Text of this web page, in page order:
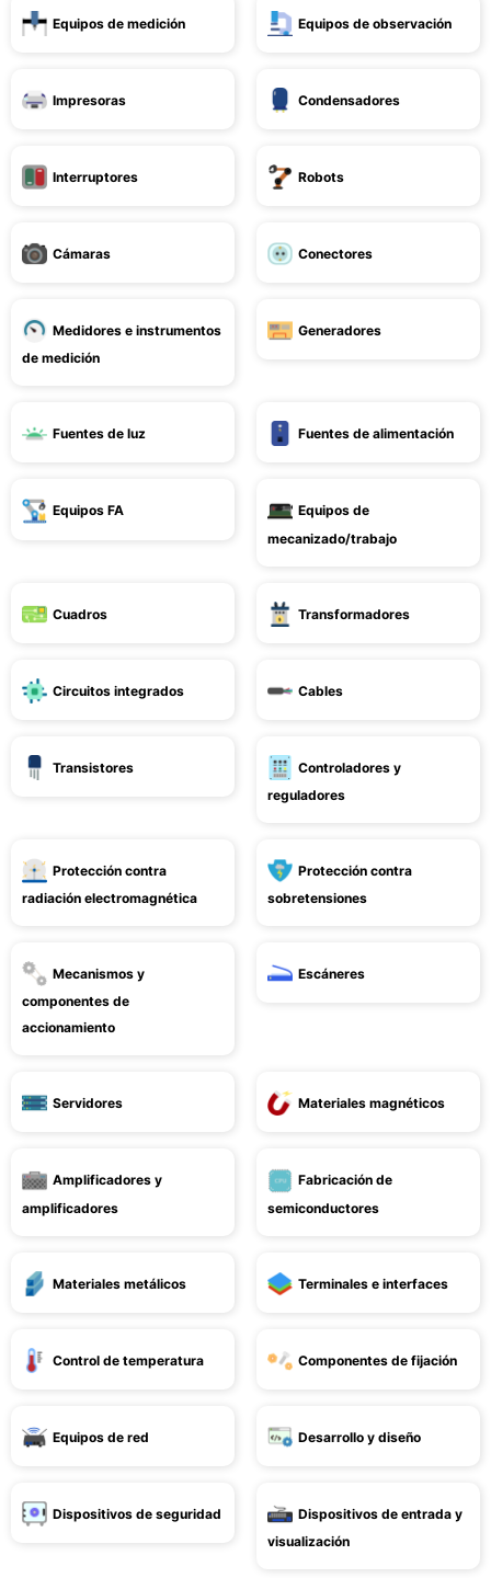
Equipos de medición Equipos de observación
Impresoras Condensadores
Interruptores Robots
Cámaras Conectores
Medidores e instrumentos
de medición
Generadores
Fuentes de luz Fuentes de alimentación
Equipos FA
Equipos de
mecanizado/trabajo
Cuadros Transformadores
Circuitos integrados Cables
Transistores
Controladores y
reguladores
Protección contra
radiación electromagnética
Protección contra
sobretensiones
Mecanismos y
componentes de
accionamiento
Escáneres
Servidores Materiales magnéticos
Amplificadores y
amplificadores
Fabricación de
semiconductores
Materiales metálicos Terminales e interfaces
Control de temperatura Componentes de fijación
Equipos de red Desarrollo y diseño
Dispositivos de seguridad
Dispositivos de entrada y
visualización